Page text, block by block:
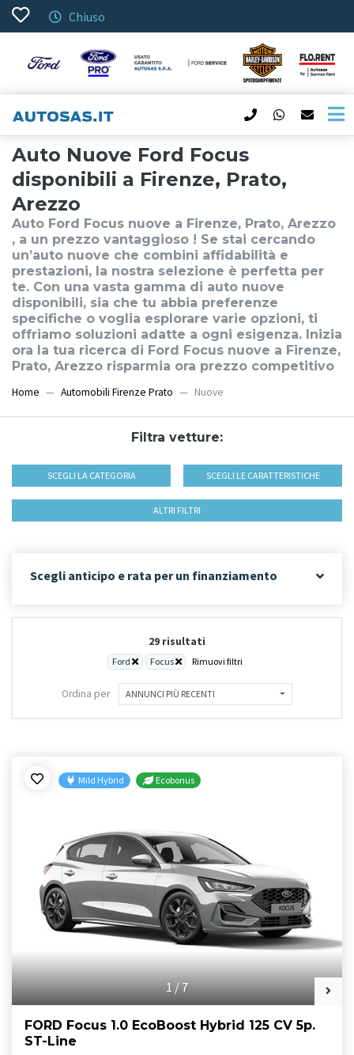
Chiuso
Auto Nuove Ford Focus
disponibili a Firenze, Prato,
Arezzo
Auto Ford Focus nuove a Firenze, Prato, Arezzo
, a un prezzo vantaggioso ! Se stai cercando
un’auto nuove che combini affidabilità e
prestazioni, la nostra selezione è perfetta per
te. Con una vasta gamma di auto nuove
disponibili, sia che tu abbia preferenze
specifiche o voglia esplorare varie opzioni, ti
offriamo soluzioni adatte a ogni esigenza. Inizia
ora la tua ricerca di Ford Focus nuove a Firenze,
Prato, Arezzo risparmia ora prezzo competitivo
Home Automobili Firenze Prato Nuove
Filtra vetture:
SCEGLI LA CATEGORIA SCEGLI LE CARATTERISTICHE
ALTRI FILTRI
Scegli anticipo e rata per un finanziamento
29 risultati
Ford Focus Rimuovi filtri
Ordina per ANNUNCI PIÙ RECENTI
1/7
Mild Hybrid Ecobonus
FORD Focus 1.0 EcoBoost Hybrid 125 CV 5p.
ST-Line